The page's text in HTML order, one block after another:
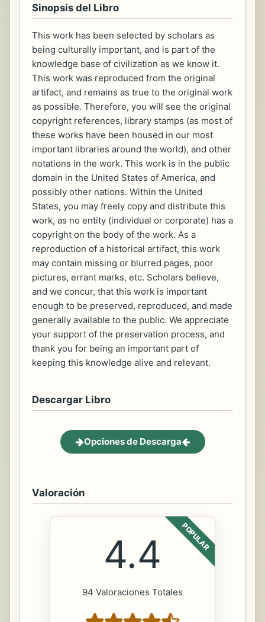
Sinopsis del Libro
This work has been selected by scholars as
being culturally important, and is part of the
knowledge base of civilization as we know it.
This work was reproduced from the original
artifact, and remains as true to the original work
as possible. Therefore, you will see the original
copyright references, library stamps (as most of
these works have been housed in our most
important libraries around the world), and other
notations in the work. This work is in the public
domain in the United States of America, and
possibly other nations. Within the United
States, you may freely copy and distribute this
work, as no entity (individual or corporate) has a
copyright on the body of the work. As a
reproduction of a historical artifact, this work
may contain missing or blurred pages, poor
pictures, errant marks, etc. Scholars believe,
and we concur, that this work is important
enough to be preserved, reproduced, and made
generally available to the public. We appreciate
your support of the preservation process, and
thank you for being an important part of
keeping this knowledge alive and relevant.
Descargar Libro
Opciones de Descarga
Valoración
POPULAR
4.4
94 Valoraciones Totales